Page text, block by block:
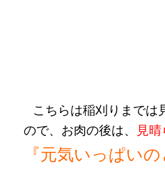
こちらは稲刈りまでは
ので、お肉の後は、
見
『元気いっぱいの